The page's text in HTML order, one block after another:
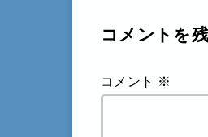
コメントを
コメント ※